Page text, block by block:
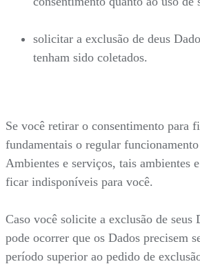
solicitar a exclusão de deus
tenham sido coletados.
Se você retirar o consentimento para
fundamentais o regular
Ambientes e serviços, tais ambientes
ficar indisponíveis para você.
Caso você solicite a exclusão de seus
pode ocorrer que os Dados precisem
período superior ao pedido de